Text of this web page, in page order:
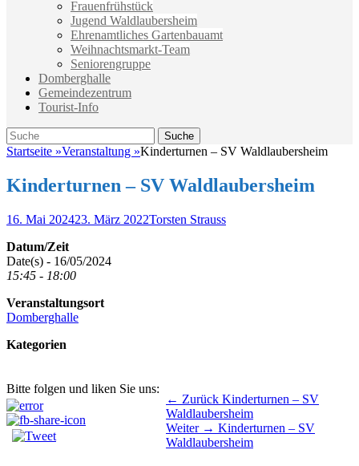
Frauenfrühstück
Jugend Waldlaubersheim
Ehrenamtliches Gartenbauamt
Weihnachtsmarkt-Team
Seniorengruppe
Domberghalle
Gemeindezentrum
Tourist-Info
Suche
Suche
nach:
Startseite »Veranstaltung »Kinderturnen – SV Waldlaubersheim
Kinderturnen – SV Waldlaubersheim
Veröffentlicht
16. Mai 202423. März 2022Autor
Torsten Strauss
Datum/Zeit
Date(s) - 16/05/2024
15:45 - 18:00
Veranstaltungsort
Domberghalle
Kategorien
Bitte folgen und liken Sie uns:
Beitragsnavigation ← Zurück Vorhergehender
Beitrag:
Kinderturnen – SV
Waldlaubersheim
Weiter → Nächster
Beitrag:
Kinderturnen – SV
Waldlaubersheim